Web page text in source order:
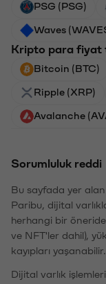
PSG (PSG)
Waves
Kripto para fiyat
Bitcoin (BTC)
Ripple (XRP)
Avalanche
Sorumluluk reddi
Bu sayfada yer alan
Paribu, dijital
herhangi bir
ve NFT'ler dahil),
kayıpları yaşanabilir.
Dijital varlık